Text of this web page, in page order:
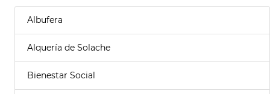
Albufera
Alquería de Solache
Bienestar Social